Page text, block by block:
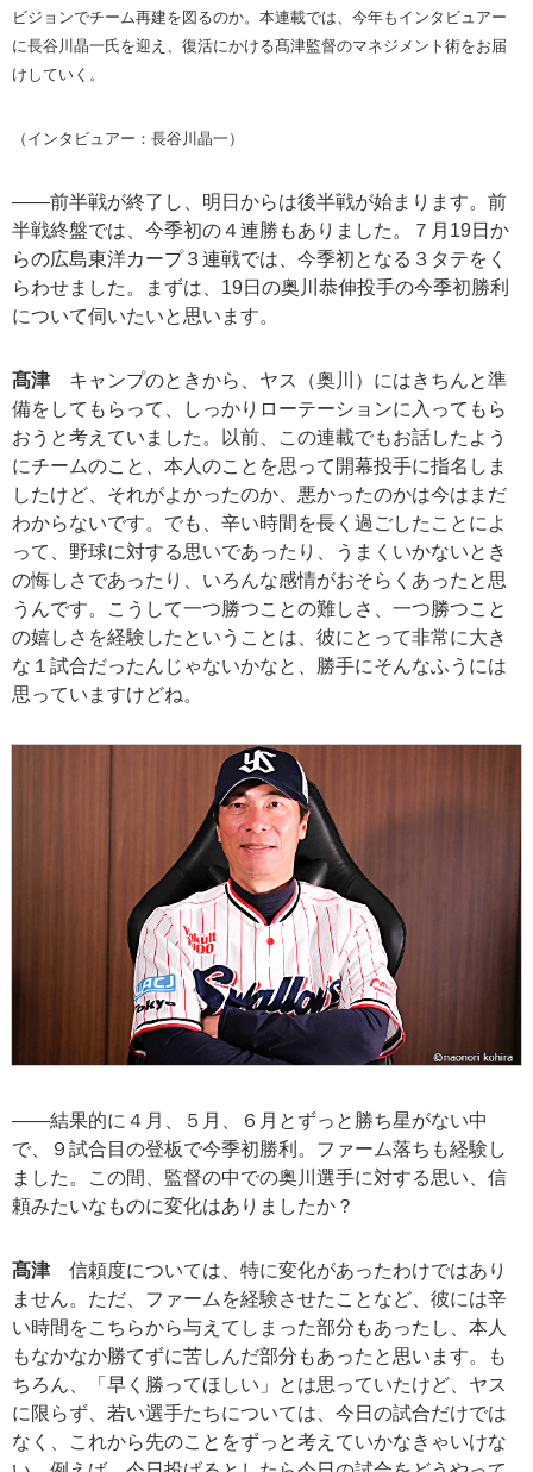
ビジョンでチーム再建を図るのか。本連載では、今年もインタビュアー
に長谷川晶一氏を迎え、復活にかける髙津監督のマネジメント術をお届
けしていく。
（インタビュアー：長谷川晶一）
――前半戦が終了し、明日からは後半戦が始まります。前
半戦終盤では、今季初の４連勝もありました。７月19日か
らの広島東洋カープ３連戦では、今季初となる３タテをく
らわせました。まずは、19日の奥川恭伸投手の今季初勝利
について伺いたいと思います。
髙津 キャンプのときから、ヤス（奥川）にはきちんと準
備をしてもらって、しっかりローテーションに入ってもら
おうと考えていました。以前、この連載でもお話したよう
にチームのこと、本人のことを思って開幕投手に指名しま
したけど、それがよかったのか、悪かったのかは今はまだ
わからないです。でも、辛い時間を長く過ごしたことによ
って、野球に対する思いであったり、うまくいかないとき
の悔しさであったり、いろんな感情がおそらくあったと思
うんです。こうして一つ勝つことの難しさ、一つ勝つこと
の嬉しさを経験したということは、彼にとって非常に大き
な１試合だったんじゃないかなと、勝手にそんなふうには
思っていますけどね。
――結果的に４月、５月、６月とずっと勝ち星がない中
で、９試合目の登板で今季初勝利。ファーム落ちも経験し
ました。この間、監督の中での奥川選手に対する思い、信
頼みたいなものに変化はありましたか？
髙津 信頼度については、特に変化があったわけではあり
ません。ただ、ファームを経験させたことなど、彼には辛
い時間をこちらから与えてしまった部分もあったし、本人
もなかなか勝てずに苦しんだ部分もあったと思います。も
ちろん、「早く勝ってほしい」とは思っていたけど、ヤス
に限らず、若い選手たちについては、今日の試合だけでは
なく、これから先のことをずっと考えていかなきゃいけな